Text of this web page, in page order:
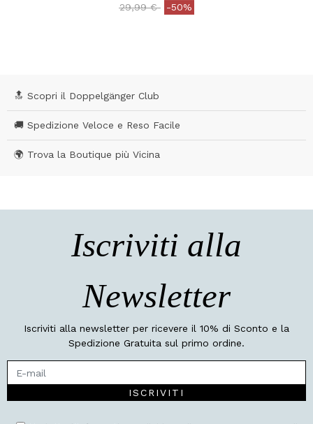
Price reduced from
29,99 €to-50%
🔝 Scopri il Doppelgänger Club
🚚 Spedizione Veloce e Reso Facile
🌍 Trova la Boutique più Vicina
Iscriviti alla
Newsletter
Iscriviti alla newsletter per ricevere il 10% di Sconto e la
Spedizione Gratuita sul primo ordine.
ISCRIVITI